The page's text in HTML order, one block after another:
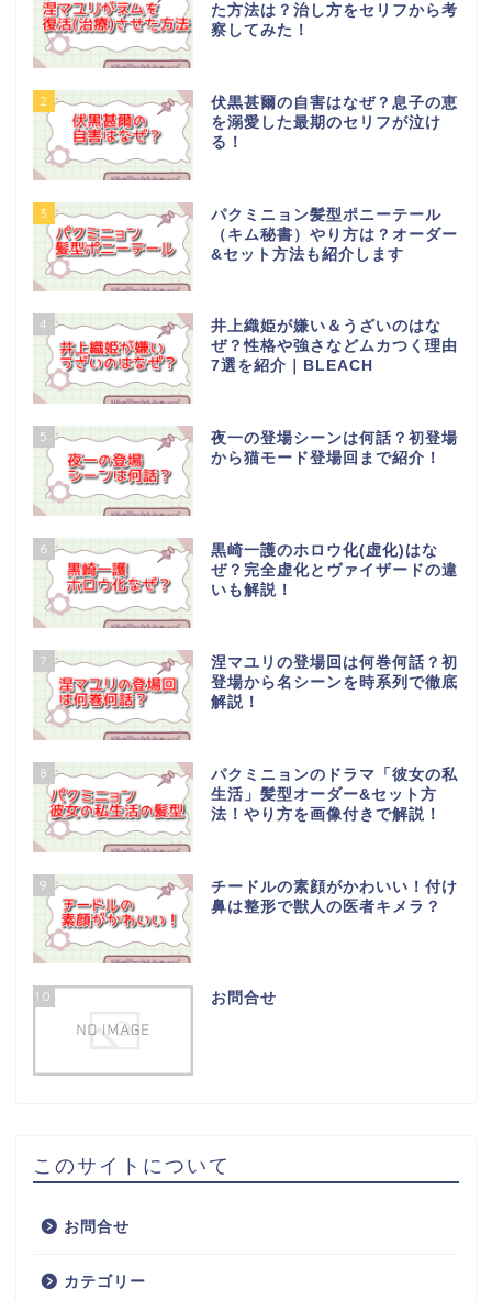
た方法は？治し方をセリフから考
察してみた！
2
伏黒甚爾の自害はなぜ？息子の恵
を溺愛した最期のセリフが泣け
る！
3
パクミニョン髪型ポニーテール
（キム秘書）やり方は？オーダー
&セット方法も紹介します
4
井上織姫が嫌い＆うざいのはな
ぜ？性格や強さなどムカつく理由
7選を紹介｜BLEACH
5
夜一の登場シーンは何話？初登場
から猫モード登場回まで紹介！
6
黒崎一護のホロウ化(虚化)はな
ぜ？完全虚化とヴァイザードの違
いも解説！
7
涅マユリの登場回は何巻何話？初
登場から名シーンを時系列で徹底
解説！
8
パクミニョンのドラマ「彼女の私
生活」髪型オーダー&セット方
法！やり方を画像付きで解説！
9
チードルの素顔がかわいい！付け
鼻は整形で獣人の医者キメラ？
10 お問合せ
このサイトについて
お問合せ
カテゴリー